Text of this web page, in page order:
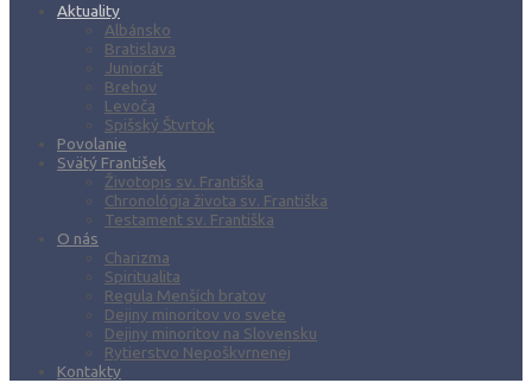
Aktuality
Albánsko
Bratislava
Juniorát
Brehov
Levoča
Spišský Štvrtok
Povolanie
Svätý František
Životopis sv. Františka
Chronológia života sv. Františka
Testament sv. Františka
O nás
Charizma
Spiritualita
Regula Menších bratov
Dejiny minoritov vo svete
Dejiny minoritov na Slovensku
Rytierstvo Nepoškvrnenej
Kontakty